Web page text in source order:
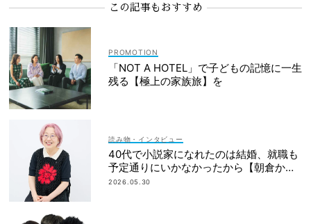
この記事もおすすめ
「NOT A HOTEL」で子どもの記憶に一生
残る【極上の家族旅】を
読み物・インタビュー
40代で小説家になれたのは結婚、就職も
予定通りにいかなかったから【朝倉かす
みさん】
2026.05.30